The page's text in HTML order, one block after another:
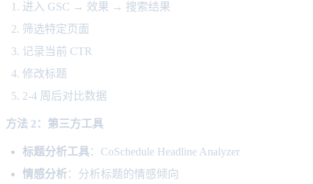
进入 GSC → 效果 → 搜索结果
筛选特定页面
记录当前 CTR
修改标题
2-4 周后对比数据
方法 2：第三方工具
标题分析工具：CoSchedule Headline Analyzer
情感分析：分析标题的情感倾向